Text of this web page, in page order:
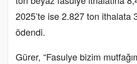
2025’te ise 2.827 ton ithalata
ödendi.
Gürer, “Fasulye bizim